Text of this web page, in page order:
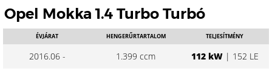
Opel Mokka 1.4 Turbo Turbó
ÉVJÁRAT
2016.06 -
HENGERŰRTARTALOM
1.399 ccm
TELJESÍTMÉNY
112 kW| 152 LE